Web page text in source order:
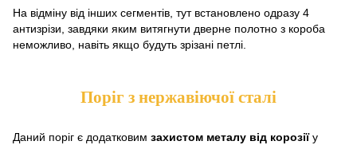
На відміну від інших сегментів, тут встановлено одразу 4
антизрізи, завдяки яким витягнути дверне полотно з короба
неможливо, навіть якщо будуть зрізані петлі.
Поріг з нержавіючої сталі
Даний поріг є додатковим захистом металу від корозіїу